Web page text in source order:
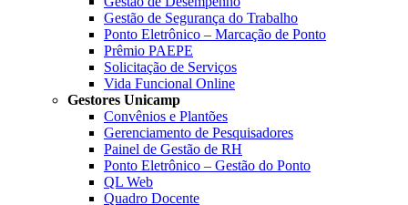
Gestão de Segurança do Trabalho
Ponto Eletrônico – Marcação de Ponto
Prêmio PAEPE
Solicitação de Serviços
Vida Funcional Online
Gestores Unicamp
Convênios e Plantões
Gerenciamento de Pesquisadores
Painel de Gestão de RH
Ponto Eletrônico – Gestão do Ponto
QL Web
Quadro Docente